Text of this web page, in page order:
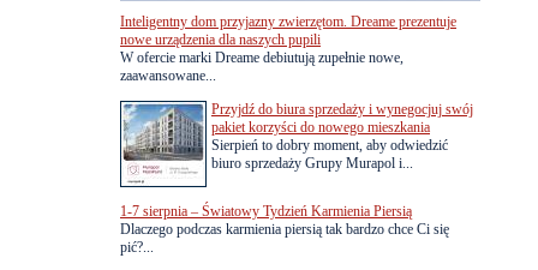
Inteligentny dom przyjazny zwierzętom. Dreame prezentuje
nowe urządzenia dla naszych pupili
W ofercie marki Dreame debiutują zupełnie nowe,
zaawansowane...
Przyjdź do biura sprzedaży i wynegocjuj swój
pakiet korzyści do nowego mieszkania
Sierpień to dobry moment, aby odwiedzić
biuro sprzedaży Grupy Murapol i...
1-7 sierpnia – Światowy Tydzień Karmienia Piersią
Dlaczego podczas karmienia piersią tak bardzo chce Ci się
pić?...